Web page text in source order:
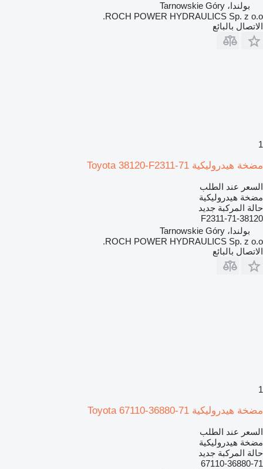
بولندا، Tarnowskie Góry
ROCH POWER HYDRAULICS Sp. z o.o.
الاتصال بالبائع
1
مضخة هيدروليكية Toyota 38120-F2311-71
السعر عند الطلب
مضخة هيدروليكية
حالة المركبة جديد
38120-F2311-71
بولندا، Tarnowskie Góry
ROCH POWER HYDRAULICS Sp. z o.o.
الاتصال بالبائع
1
مضخة هيدروليكية Toyota 67110-36880-71
السعر عند الطلب
مضخة هيدروليكية
حالة المركبة جديد
67110-36880-71